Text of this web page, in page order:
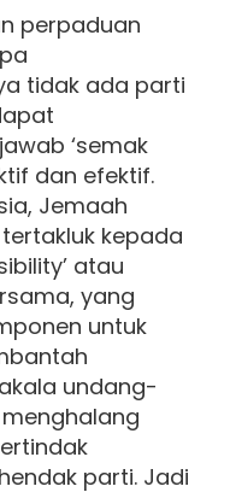
perpaduan
tidak ada parti
‘semak
dan efektif.
Jemaah
kepada
atau
yang
untuk
undang-
parti. Jadi